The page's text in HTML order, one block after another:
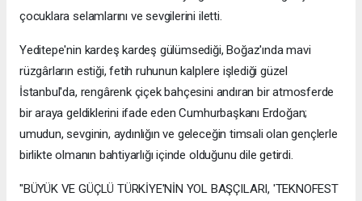
çocuklara selamlarını ve sevgilerini iletti.
Yeditepe'nin kardeş kardeş gülümsediği, Boğaz'ında mavi
rüzgârların estiği, fetih ruhunun kalplere işlediği güzel
İstanbul'da, rengârenk çiçek bahçesini andıran bir atmosferde
bir araya geldiklerini ifade eden Cumhurbaşkanı Erdoğan;
umudun, sevginin, aydınlığın ve geleceğin timsali olan gençlerle
birlikte olmanın bahtiyarlığı içinde olduğunu dile getirdi.
"BÜYÜK VE GÜÇLÜ TÜRKİYE'NİN YOL BAŞÇILARI, 'TEKNOFEST